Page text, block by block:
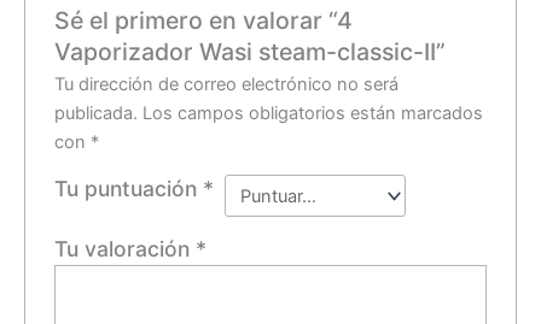
Sé el primero en valorar “4
Vaporizador Wasi steam-classic-II”
Tu dirección de correo electrónico no será
publicada. Los campos obligatorios están marcados
con *
Tu puntuación *
Tu valoración *